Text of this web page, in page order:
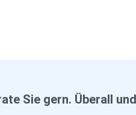
Sie gern. Überall